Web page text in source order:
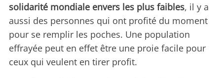
solidarité mondiale envers les plus faibles, il y a
aussi des personnes qui ont profité du moment
pour se remplir les poches. Une population
effrayée peut en effet être une proie facile pour
ceux qui veulent en tirer profit.